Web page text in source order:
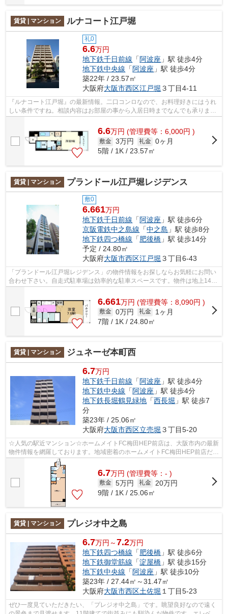
賃貸 | マンション ルナコート江戸堀
礼0
6.6万円
地下鉄千日前線 「 阿波座 」駅 徒歩4分
地下鉄中央線 「 阿波座 」駅 徒歩4分
築22年 / 23.57㎡
大阪府大阪市西区江戸堀 ３丁目4-11
『ルナコート江戸堀』の最新情報。二口コンロなので、お料理好きにはうれ
しい条件ですね。相談内容はお部屋の事から入居日時までなんでも承りま
す。遮音性が高く静かな住環境の鉄筋コ...
6.6万円 (管理費等：6,000円 )
敷金 3万円 礼金 0ヶ月
5階 / 1K / 23.57㎡
賃貸 | マンション プランドール江戸堀レジデンス
敷0
6.661万円
地下鉄千日前線 「 阿波座 」駅 徒歩6分
京阪電鉄中之島線 「中之島 」駅 徒歩8分
地下鉄四つ橋線 「肥後橋 」駅 徒歩14分
予定 / 24.80㎡
大阪府大阪市西区江戸堀 ３丁目6-43
「プランドール江戸堀レジデンス」の物件情報をお探しならお気軽にお問い
合わせ下さい。自走式駐車場は効率的な駐車スペースです。物件は地上14階
6.661万円 (管理費等：8,090円 )
敷金 0万円 礼金
1ヶ月
7階 / 1K / 24.80㎡
賃貸 | マンション ジュネーゼ本町西
6.7万円
地下鉄千日前線 「 阿波座 」駅 徒歩4分
地下鉄中央線 「 阿波座 」駅 徒歩4分
地下鉄長堀鶴見緑地 「西長堀 」駅 徒歩7
分
築23年 / 25.06㎡
大阪府大阪市西区立売堀 ３丁目5-20
☆人気の駅近マンション☆ホームメイトFC梅田HEP前店は、大阪市内の最新
物件情報を網羅しております。地域密着のホームメイトFC梅田HEP前店だか
らできるお部屋探し品質であなたの理想の...
6.7万円 (管理費等：- )
敷金 5万円 礼金
20万円
9階 / 1K / 25.06㎡
賃貸 | マンション プレジオ中之島
6.7万円～7.2万円
地下鉄四つ橋線 「肥後橋 」駅 徒歩6分
地下鉄御堂筋線 「淀屋橋 」駅 徒歩15分
地下鉄中央線 「 阿波座 」駅 徒歩10分
築23年 / 27.44㎡～31.47㎡
大阪府大阪市西区土佐堀 １丁目5-23
ぜひ一度見ていただきたい、「プレジオ中之島」です。眺望良好なので遠く